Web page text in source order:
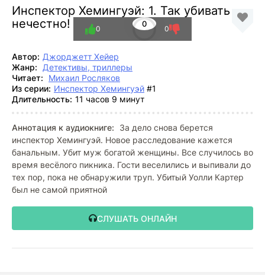
Инспектор Хемингуэй: 1. Так убивать
нечестно!
0
0 0
Автор: Джорджетт Хейер
Жанр:
Детективы, триллеры
Читает:
Михаил Росляков
Из серии: Инспектор Хемингуэй #1
Длительность: 11 часов 9 минут
Аннотация к аудиокниге:
За дело снова берется
инспектор Хемингуэй. Новое расследование кажется
банальным. Убит муж богатой женщины. Все случилось во
время весёлого пикника. Гости веселились и выпивали до
тех пор, пока не обнаружили труп. Убитый Уолли Картер
был не самой приятной
СЛУШАТЬ ОНЛАЙН